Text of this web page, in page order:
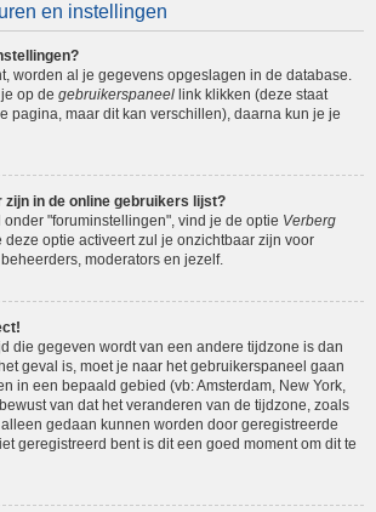
en instellingen
worden al je gegevens opgeslagen in de database.
op de gebruikerspaneel link klikken (deze staat
pagina, maar dit kan verschillen), daarna kun je je
zijn in de online gebruikers lijst?
onder "foruminstellingen", vind je de optie Verberg
deze optie activeert zul je onzichtbaar zijn voor
moderators en jezelf.
die gegeven wordt van een andere tijdzone is dan
geval is, moet je naar het gebruikerspaneel gaan
in een bepaald gebied (vb: Amsterdam, New York,
van dat het veranderen van de tijdzone, zoals
gedaan kunnen worden door geregistreerde
geregistreerd bent is dit een goed moment om dit te